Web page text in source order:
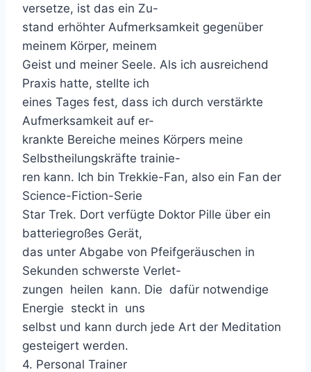
versetze, ist das ein Zu-
stand erhöhter Aufmerksamkeit gegenüber
meinem Körper, meinem
Geist und meiner Seele. Als ich ausreichend
Praxis hatte, stellte ich
eines Tages fest, dass ich durch verstärkte
Aufmerksamkeit auf er-
krankte Bereiche meines Körpers meine
Selbstheilungskräfte trainie-
ren kann. Ich bin Trekkie-Fan, also ein Fan der
Science-Fiction-Serie
Star Trek. Dort verfügte Doktor Pille über ein
batteriegroßes Gerät,
das unter Abgabe von Pfeifgeräuschen in
Sekunden schwerste Verlet-
zungen heilen kann. Die dafür notwendige
Energie steckt in uns
selbst und kann durch jede Art der Meditation
gesteigert werden.
4. Personal Trainer